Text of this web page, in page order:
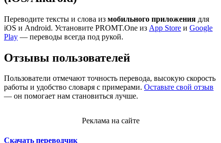
Переводите тексты и слова из мобильного приложения для
iOS и Android. Установите PROMT.One из App Store и Google
Play — переводы всегда под рукой.
Отзывы пользователей
Пользователи отмечают точность перевода, высокую скорость
работы и удобство словаря с примерами. Оставьте свой отзыв
— он помогает нам становиться лучше.
Реклама на сайте
Скачать переводчик